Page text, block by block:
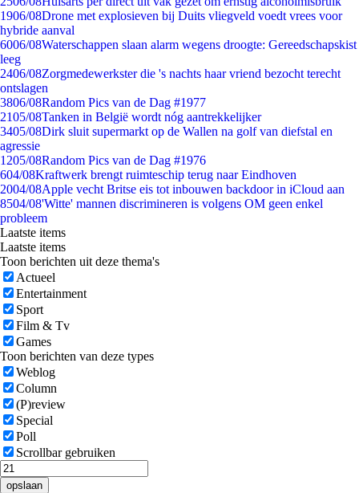
1906/08Drone met explosieven bij Duits vliegveld voedt vrees voor
hybride aanval
6006/08Waterschappen slaan alarm wegens droogte: Gereedschapskist
leeg
2406/08Zorgmedewerkster die 's nachts haar vriend bezocht terecht
ontslagen
3806/08Random Pics van de Dag #1977
2105/08Tanken in België wordt nóg aantrekkelijker
3405/08Dirk sluit supermarkt op de Wallen na golf van diefstal en
agressie
1205/08Random Pics van de Dag #1976
604/08Kraftwerk brengt ruimteschip terug naar Eindhoven
2004/08Apple vecht Britse eis tot inbouwen backdoor in iCloud aan
8504/08'Witte' mannen discrimineren is volgens OM geen enkel
probleem
Laatste items
Laatste items
Toon berichten uit deze thema's
Actueel
Entertainment
Sport
Film & Tv
Games
Toon berichten van deze types
Weblog
Column
(P)review
Special
Poll
Scrollbar gebruiken
opslaan